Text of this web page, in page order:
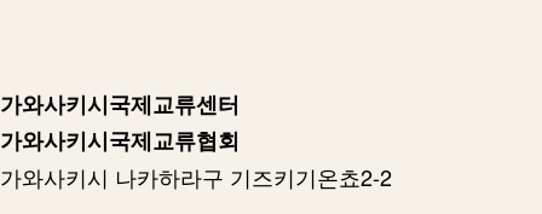
가와사키시국제교류센터
가와사키시국제교류협회
가와사키시 나카하라구 기즈키기온쵸2-2